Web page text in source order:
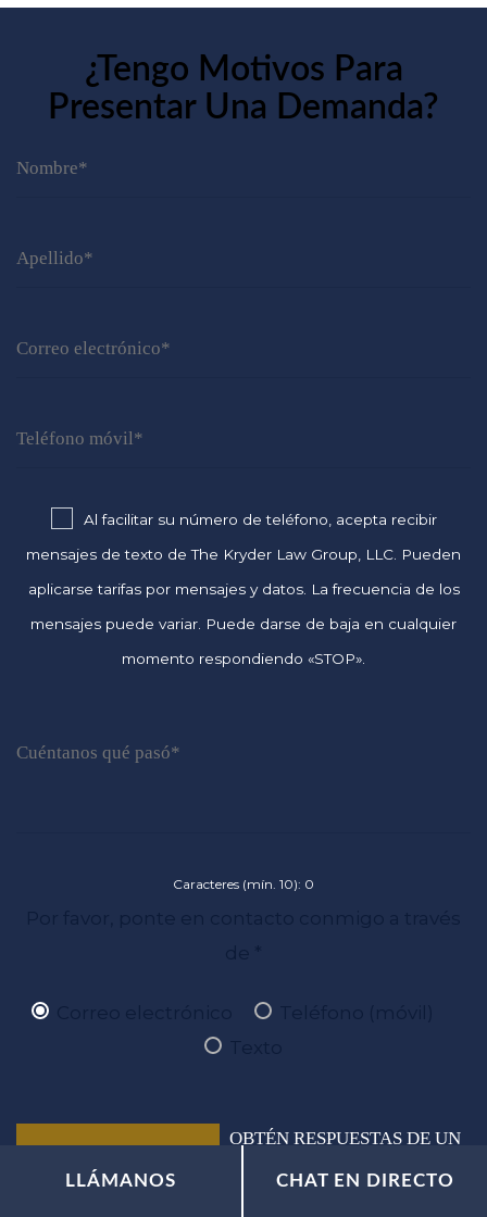
¿Tengo Motivos Para
Presentar Una Demanda?
Al facilitar su número de teléfono, acepta recibir
mensajes de texto de The Kryder Law Group, LLC. Pueden
aplicarse tarifas por mensajes y datos. La frecuencia de los
mensajes puede variar. Puede darse de baja en cualquier
momento respondiendo «STOP».
Caracteres (mín. 10): 0
OBTÉN RESPUESTAS DE UN
ABOGADO AHORA MISMO
LLÁMANOS CHAT EN DIRECTO